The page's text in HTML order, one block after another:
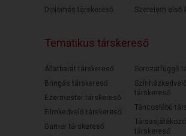
Diplomás társkereső
Szerelem első
Tematikus társkereső
Állatbarát társkereső
Bringás társkereső
Ezermester társkereső
Filmkedvelő társkereső
Gamer társkereső
Sorozatfüggő
Színházkedvelő
társkereső
Táncoslábú
társkereső